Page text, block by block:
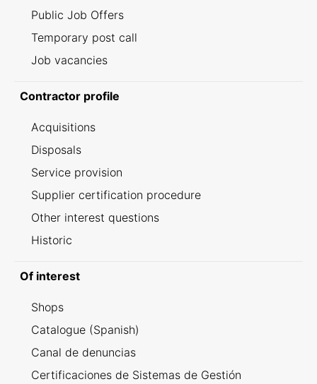
Public Job Offers
Temporary post call
Job vacancies
Contractor profile
Acquisitions
Disposals
Service provision
Supplier certification procedure
Other interest questions
Historic
Of interest
Shops
Catalogue (Spanish)
Canal de denuncias
Certificaciones de Sistemas de Gestión